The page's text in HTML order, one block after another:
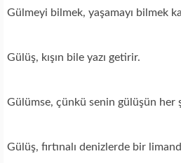
Gülmeyi bilmek, yaşamayı bilmek
Gülüş, kışın bile yazı getirir.
Gülümse, çünkü senin gülüşün her
Gülüş, fırtınalı denizlerde bir